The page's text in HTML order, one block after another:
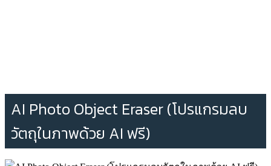
AI Photo Object Eraser (โปรแกรมลบ
วัตถุในภาพด้วย AI ฟรี)